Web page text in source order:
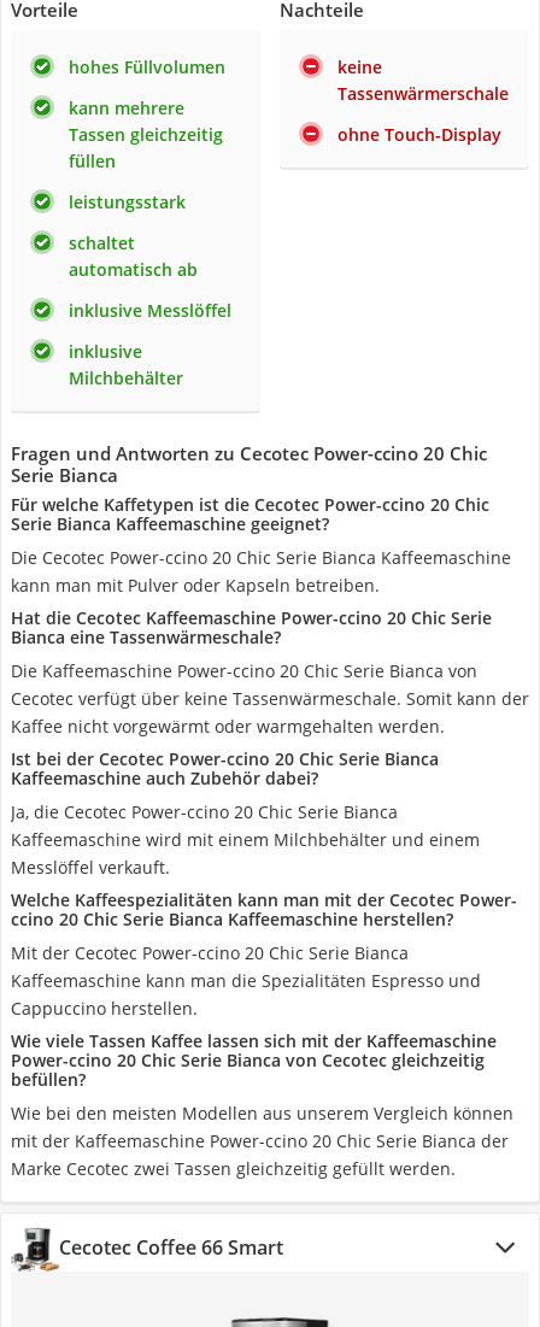
Vorteile
hohes Füllvolumen
kann mehrere
Tassen gleichzeitig
füllen
leistungsstark
schaltet
automatisch ab
inklusive Messlöffel
inklusive
Milchbehälter
Nachteile
keine
Tassenwärmerschale
ohne Touch-Display
Fragen und Antworten zu Cecotec Power-ccino 20 Chic
Serie Bianca
Für welche Kaffetypen ist die Cecotec Power-ccino 20 Chic
Serie Bianca Kaffeemaschine geeignet?
Die Cecotec Power-ccino 20 Chic Serie Bianca Kaffeemaschine
kann man mit Pulver oder Kapseln betreiben.
Hat die Cecotec Kaffeemaschine Power-ccino 20 Chic Serie
Bianca eine Tassenwärmeschale?
Die Kaffeemaschine Power-ccino 20 Chic Serie Bianca von
Cecotec verfügt über keine Tassenwärmeschale. Somit kann der
Kaffee nicht vorgewärmt oder warmgehalten werden.
Ist bei der Cecotec Power-ccino 20 Chic Serie Bianca
Kaffeemaschine auch Zubehör dabei?
Ja, die Cecotec Power-ccino 20 Chic Serie Bianca
Kaffeemaschine wird mit einem Milchbehälter und einem
Messlöffel verkauft.
Welche Kaffeespezialitäten kann man mit der Cecotec Power-
ccino 20 Chic Serie Bianca Kaffeemaschine herstellen?
Mit der Cecotec Power-ccino 20 Chic Serie Bianca
Kaffeemaschine kann man die Spezialitäten Espresso und
Cappuccino herstellen.
Wie viele Tassen Kaffee lassen sich mit der Kaffeemaschine
Power-ccino 20 Chic Serie Bianca von Cecotec gleichzeitig
befüllen?
Wie bei den meisten Modellen aus unserem Vergleich können
mit der Kaffeemaschine Power-ccino 20 Chic Serie Bianca der
Marke Cecotec zwei Tassen gleichzeitig gefüllt werden.
Cecotec Coffee 66 Smart